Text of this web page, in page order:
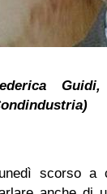
scorso a